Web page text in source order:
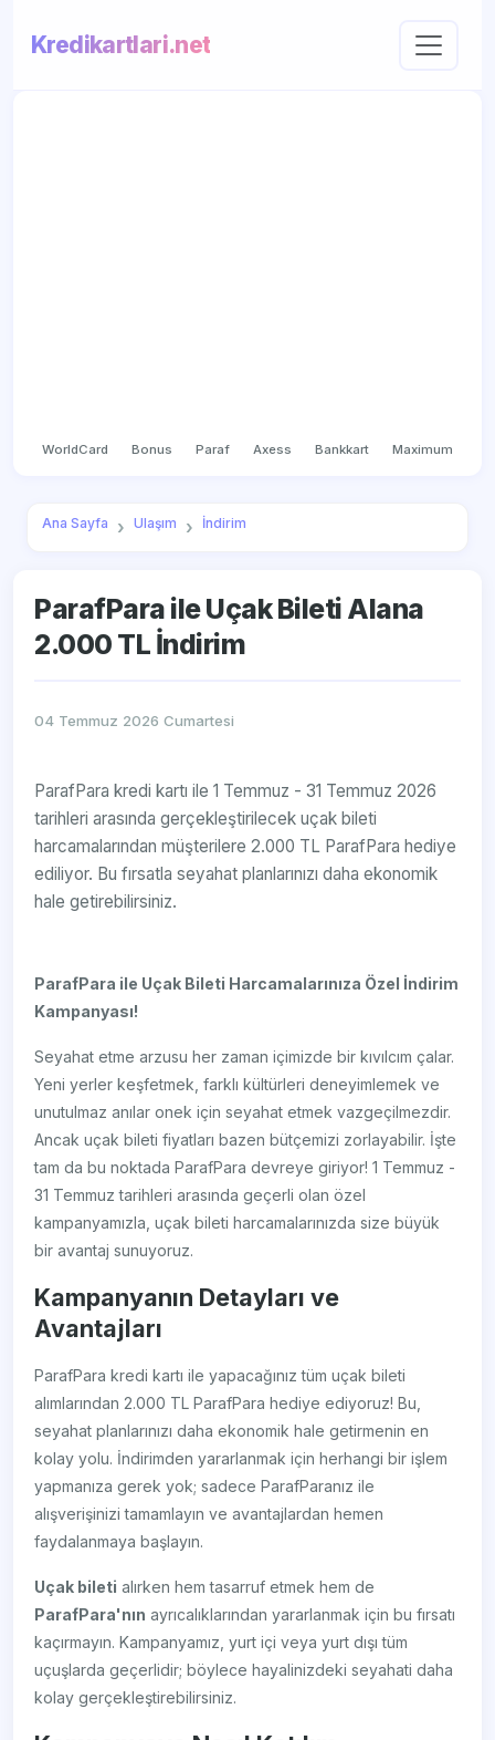
Kredikartlari.net
WorldCard Bonus Paraf Axess Bankkart Maximum
Ana Sayfa Ulaşım İndirim
ParafPara ile Uçak Bileti Alana
2.000 TL İndirim
04 Temmuz 2026 Cumartesi
ParafPara kredi kartı ile 1 Temmuz - 31 Temmuz 2026
tarihleri arasında gerçekleştirilecek uçak bileti
harcamalarından müşterilere 2.000 TL ParafPara hediye
ediliyor. Bu fırsatla seyahat planlarınızı daha ekonomik
hale getirebilirsiniz.
ParafPara ile Uçak Bileti Harcamalarınıza Özel İndirim
Kampanyası!
Seyahat etme arzusu her zaman içimizde bir kıvılcım çalar.
Yeni yerler keşfetmek, farklı kültürleri deneyimlemek ve
unutulmaz anılar onek için seyahat etmek vazgeçilmezdir.
Ancak uçak bileti fiyatları bazen bütçemizi zorlayabilir. İşte
tam da bu noktada ParafPara devreye giriyor! 1 Temmuz -
31 Temmuz tarihleri arasında geçerli olan özel
kampanyamızla, uçak bileti harcamalarınızda size büyük
bir avantaj sunuyoruz.
Kampanyanın Detayları ve
Avantajları
ParafPara kredi kartı ile yapacağınız tüm uçak bileti
alımlarından 2.000 TL ParafPara hediye ediyoruz! Bu,
seyahat planlarınızı daha ekonomik hale getirmenin en
kolay yolu. İndirimden yararlanmak için herhangi bir işlem
yapmanıza gerek yok; sadece ParafParanız ile
alışverişinizi tamamlayın ve avantajlardan hemen
faydalanmaya başlayın.
Uçak bileti alırken hem tasarruf etmek hem de
ParafPara'nın ayrıcalıklarından yararlanmak için bu fırsatı
kaçırmayın. Kampanyamız, yurt içi veya yurt dışı tüm
uçuşlarda geçerlidir; böylece hayalinizdeki seyahati daha
kolay gerçekleştirebilirsiniz.